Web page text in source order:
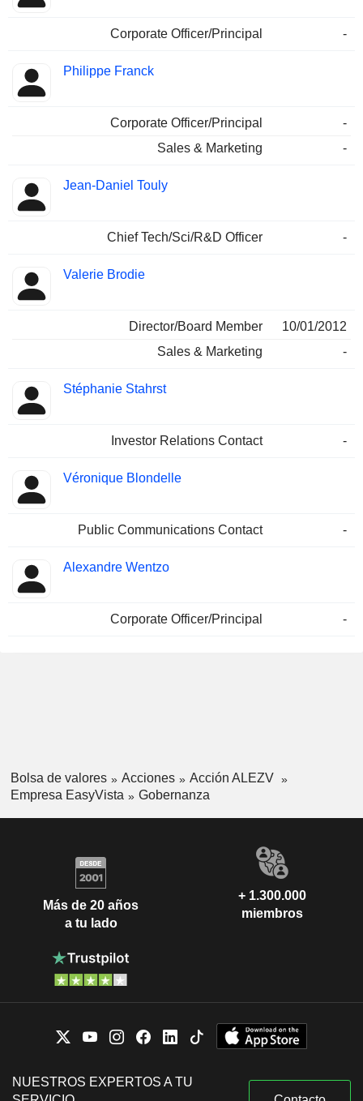
Corporate Officer/Principal -
Philippe Franck
Corporate Officer/Principal
-
Sales & Marketing
-
Jean-Daniel Touly
Chief Tech/Sci/R&D Officer -
Valerie Brodie
Director/Board Member
10/01/2012
Sales & Marketing
-
Stéphanie Stahrst
Investor Relations Contact -
Véronique Blondelle
Public Communications Contact -
Alexandre Wentzo
Corporate Officer/Principal -
Bolsa de valores Acciones
Acción ALEZV
Empresa EasyVista
Gobernanza
Más de 20 años
a tu lado
+ 1.300.000
miembros
NUESTROS EXPERTOS A TU